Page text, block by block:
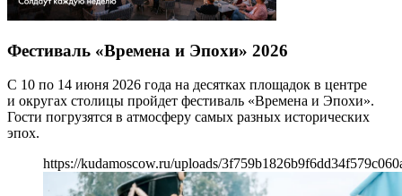
Фестиваль «Времена и Эпохи» 2026
С 10 по 14 июня 2026 года на десятках площадок в центре
и округах столицы пройдет фестиваль «Времена и Эпохи».
Гости погрузятся в атмосферу самых разных исторических
эпох.
https://kudamoscow.ru/uploads/